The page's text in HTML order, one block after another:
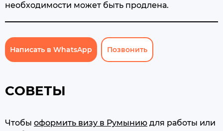
необходимости может быть продлена.
Написать в WhatsApp Позвонить
СОВЕТЫ
Чтобы оформить визу в Румынию для работы или